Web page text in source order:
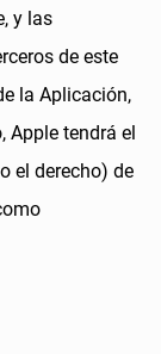
y las
de este
la Aplicación,
Apple tendrá el
el derecho) de